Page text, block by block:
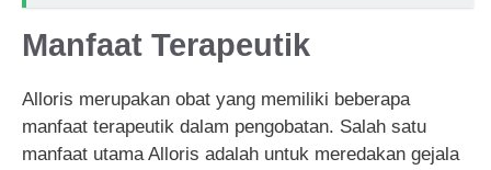
Manfaat Terapeutik
Alloris merupakan obat yang memiliki beberapa
manfaat terapeutik dalam pengobatan. Salah satu
manfaat utama Alloris adalah untuk meredakan gejala